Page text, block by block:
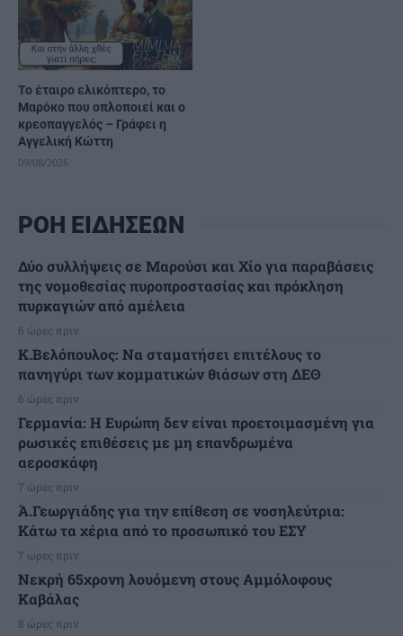
Το έταιρο ελικόπτερο, το
Μαρόκο που οπλοποιεί και ο
κρεοπαγγελός – Γράφει η
Αγγελική Κώττη
09/08/2026
ΡΟΗ ΕΙΔΗΣΕΩΝ
Δύο συλλήψεις σε Μαρούσι και Χίο για παραβάσεις
της νομοθεσίας πυροπροστασίας και πρόκληση
πυρκαγιών από αμέλεια
6 ώρες πριν
Κ.Βελόπουλος: Να σταματήσει επιτέλους το
πανηγύρι των κομματικών θιάσων στη ΔΕΘ
6 ώρες πριν
Γερμανία: Η Ευρώπη δεν είναι προετοιμασμένη για
ρωσικές επιθέσεις με μη επανδρωμένα
αεροσκάφη
7 ώρες πριν
Ά.Γεωργιάδης για την επίθεση σε νοσηλεύτρια:
Κάτω τα χέρια από το προσωπικό του ΕΣΥ
7 ώρες πριν
Νεκρή 65χρονη λουόμενη στους Αμμόλοφους
Καβάλας
8 ώρες πριν